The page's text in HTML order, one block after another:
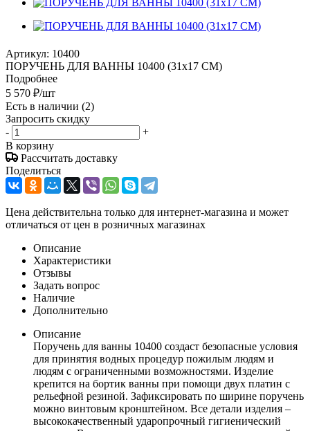
Артикул: 10400
ПОРУЧЕНЬ ДЛЯ ВАННЫ 10400 (31х17 СМ)
Подробнее
5 570 ₽/шт
Есть в наличии (2)
Запросить скидку
-
+
В корзину
Рассчитать доставку
Поделиться
Цена действительна только для интернет-магазина и может
отличаться от цен в розничных магазинах
Описание
Характеристики
Отзывы
Задать вопрос
Наличие
Дополнительно
Описание
Поручень для ванны 10400 создаст безопасные условия
для принятия водных процедур пожилым людям и
людям с ограниченными возможностями. Изделие
крепится на бортик ванны при помощи двух платин с
рельефной резиной. Зафиксировать по ширине поручень
можно винтовым кронштейном. Все детали изделия –
высококачественный ударопрочный гигиенический